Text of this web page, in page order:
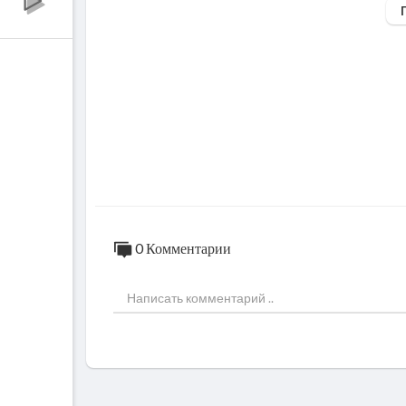
0 Комментарии